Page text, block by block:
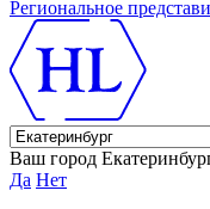
Региональное
Ваш город
Да Нет